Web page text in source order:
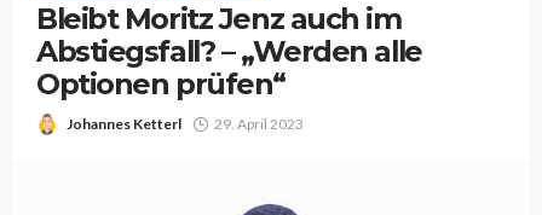
Bleibt Moritz Jenz auch im
Abstiegsfall? – „Werden alle
Optionen prüfen“
Johannes Ketterl 29. April 2023